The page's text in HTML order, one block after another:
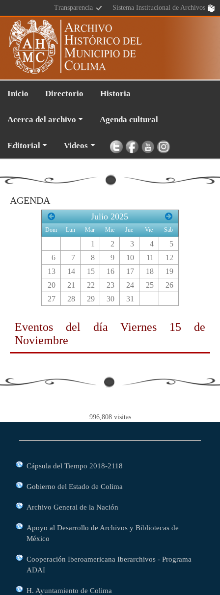
Sistema Institucional de Archivos
Transparencia
Inicio Directorio Historia
Acerca del archivo Agenda cultural
Editorial Videos
AGENDA
Julio2025
Dom Lun Mar Mie Jue Vie Sab
1 2 3 4
5
6
7 8 9 10 11
12
13
14 15 16 17 18
19
20
21 22 23 24 25
26
27
28 29 30 31
Eventos del díaViernes 15 de
Noviembre
996,808visitas
Cápsula del Tiempo 2018-2118
Gobierno del Estado de Colima
Archivo General de la Nación
Apoyo al Desarrollo de Archivos y Bibliotecas de
México
Cooperación Iberoamericana Iberarchivos - Programa
ADAI
H. Ayuntamiento de Colima